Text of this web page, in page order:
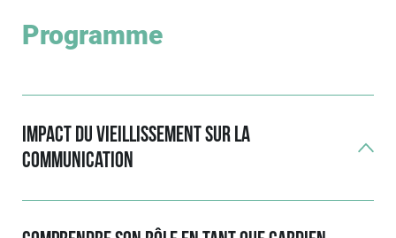
Programme
Impact du vieillissement sur la
communication